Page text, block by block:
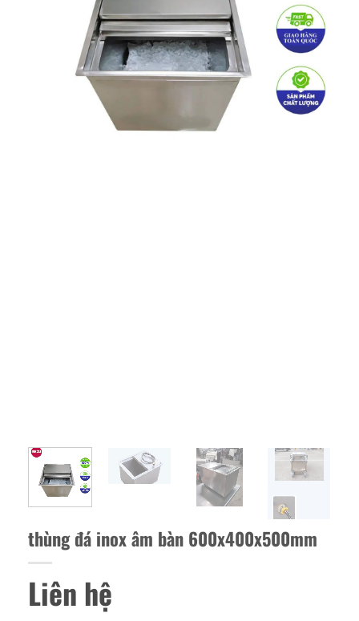
thùng đá inox âm bàn 600x400x500mm
Liên hệ